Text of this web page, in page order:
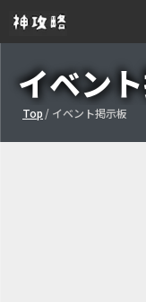
イベン
Top / イベント掲示板